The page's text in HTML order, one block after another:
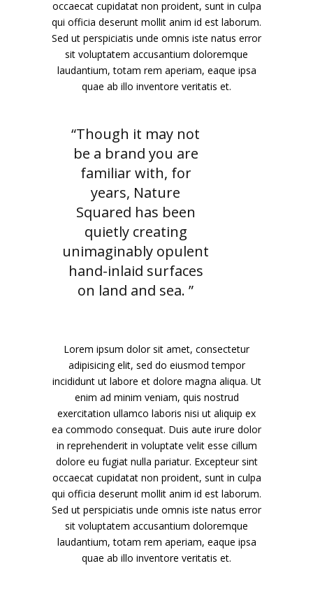
occaecat cupidatat non proident, sunt in culpa
qui officia deserunt mollit anim id est laborum.
Sed ut perspiciatis unde omnis iste natus error
sit voluptatem accusantium doloremque
laudantium, totam rem aperiam, eaque ipsa
quae ab illo inventore veritatis et.
“Though it may not
be a brand you are
familiar with, for
years, Nature
Squared has been
quietly creating
unimaginably opulent
hand-inlaid surfaces
on land and sea. ”
Lorem ipsum dolor sit amet, consectetur
adipisicing elit, sed do eiusmod tempor
incididunt ut labore et dolore magna aliqua. Ut
enim ad minim veniam, quis nostrud
exercitation ullamco laboris nisi ut aliquip ex
ea commodo consequat. Duis aute irure dolor
in reprehenderit in voluptate velit esse cillum
dolore eu fugiat nulla pariatur. Excepteur sint
occaecat cupidatat non proident, sunt in culpa
qui officia deserunt mollit anim id est laborum.
Sed ut perspiciatis unde omnis iste natus error
sit voluptatem accusantium doloremque
laudantium, totam rem aperiam, eaque ipsa
quae ab illo inventore veritatis et.